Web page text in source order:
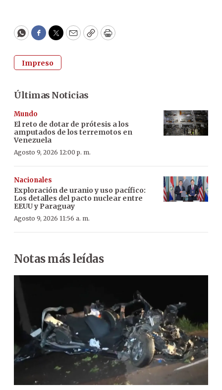
WhatsApp
Facebook
Twitter
EmailCopyPrint
Impreso
Últimas Noticias
Mundo
El reto de dotar de prótesis a los
amputados de los terremotos en
Venezuela
Agosto 9, 2026 12:00 p. m.
Nacionales
Exploración de uranio y uso pacífico:
Los detalles del pacto nuclear entre
EEUU y Paraguay
Agosto 9, 2026 11:56 a. m.
Notas más leídas